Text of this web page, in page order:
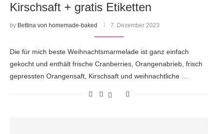
Kirschsaft + gratis Etiketten
by Bettina von homemade-baked 7. Dezember 2023
Die für mich beste Weihnachtsmarmelade ist ganz einfach
gekocht und enthält frische Cranberries, Orangenabrieb, frisch
gepressten Orangensaft, Kirschsaft und weihnachtliche …